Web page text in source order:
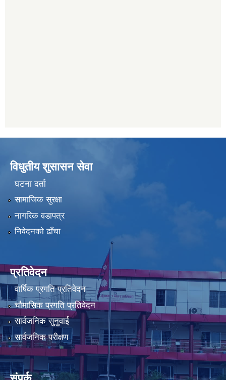
विधुतीय शुसासन सेवा
घटना दर्ता
सामाजिक सुरक्षा
नागरिक वडापत्र
निवेदनको ढाँचा
प्रतिवेदन
वार्षिक प्रगति प्रतिवेदन
चौमासिक प्रगति प्रतिवेदन
सार्वजनिक सुनुवाई
सार्वजनिक परीक्षण